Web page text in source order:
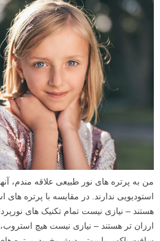
من به پرتره های نور طبیعی علاقه مندم،
استودیویی ندارند. در مقایسه با پرتره های
هستند – نیازی نیست تمام تکنیک های
ارزان تر هستند – نیازی نیست هیچ استروب،